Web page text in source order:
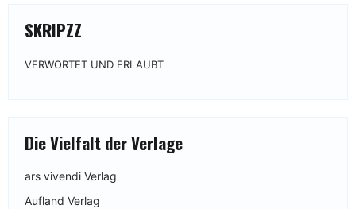
SKRIPZZ
VERWORTET UND ERLAUBT
Die Vielfalt der Verlage
ars vivendi Verlag
Aufland Verlag